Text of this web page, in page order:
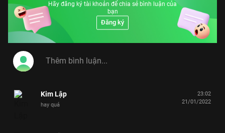
Hãy đăng ký tài khoản để chia sẻ bình luận của
bạn
Đăng ký
Kim Lập
hay quá
23:02
21/01/2022